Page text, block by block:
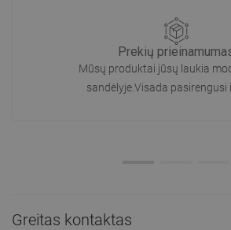
Prekių
Mūsų produktai jūsų laukia
sandėlyje.Visada pasirengusi
Greitas kontaktas